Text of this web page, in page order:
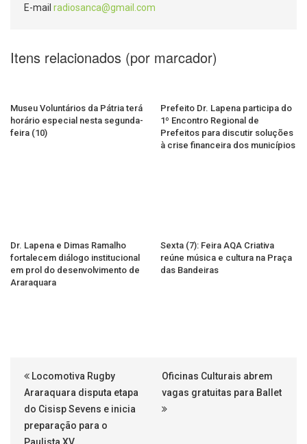
E-mail radiosanca@gmail.com
Itens relacionados (por marcador)
Museu Voluntários da Pátria terá
horário especial nesta segunda-
feira (10)
Prefeito Dr. Lapena participa do
1º Encontro Regional de
Prefeitos para discutir soluções
à crise financeira dos municípios
Dr. Lapena e Dimas Ramalho
fortalecem diálogo institucional
em prol do desenvolvimento de
Araraquara
Sexta (7): Feira AQA Criativa
reúne música e cultura na Praça
das Bandeiras
Locomotiva Rugby
Araraquara disputa etapa
do Cisisp Sevens e inicia
preparação para o
Oficinas Culturais abrem
vagas gratuitas para Ballet